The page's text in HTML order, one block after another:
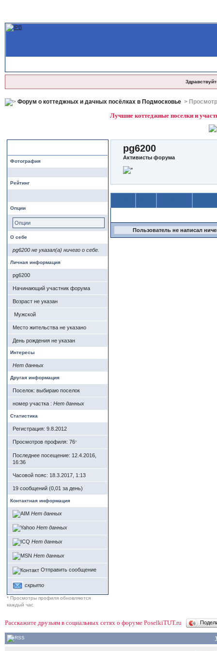
Форум о коттеджных и дачных посёлках в Подмосковье>
Лучшие коттеджные поселки и
Фотография
Рейтинг
Опции
Опции
О себе
pg6200 не указал(а) ничего о себе.
Личная информация
pg6200
Начинающий участник форума
Возраст не указан
Мужской
Место жительства не указано
День рождения не указан
Интересы
Нет данных
Другая информация
Поселок: выбираю поселок
номер участка : Нет данных
Статистика
Регистрация: 9.8.2012
Просмотров профиля: 76*
Последнее посещение: 12.4.2016,
16:36
Часовой пояс: 18.3.2017, 1:13
19 сообщений (0,01 за день)
Контактная информация
Нет данных
Нет данных
Нет данных
Нет данных
Отправить сообщение
скрыто
* Просмотры профиля обновляются
каждый час
pg6200
Активисты форума
Пользователь не написал
Расскажите друзьям в социальных сетях о форуме PoselkiTUT.ru